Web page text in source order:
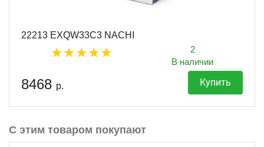
22213 EXQW33C3 NACHI
2
В наличии
8468 р. Купить
С этим товаром покупают